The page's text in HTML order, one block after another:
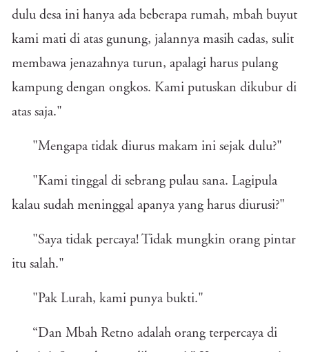
dulu desa ini hanya ada beberapa rumah, mbah buyut
kami mati di atas gunung, jalannya masih cadas, sulit
membawa jenazahnya turun, apalagi harus pulang
kampung dengan ongkos. Kami putuskan dikubur di
atas saja."
"Mengapa tidak diurus makam ini sejak dulu?"
"Kami tinggal di sebrang pulau sana. Lagipula
kalau sudah meninggal apanya yang harus diurusi?"
"Saya tidak percaya! Tidak mungkin orang pintar
itu salah."
"Pak Lurah, kami punya bukti."
“Dan Mbah Retno adalah orang terpercaya di